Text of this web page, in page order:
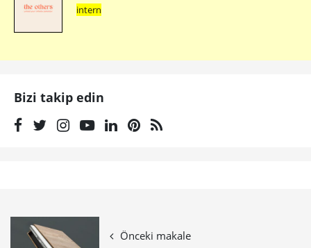
intern
Bizi takip edin
Önceki makale